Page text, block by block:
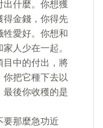
出什麼。你想獲
得金錢，你得先
牲愛好。你想和
人少在一起。
目中的付出，將
你把它種下去以
最後你收穫的是
要那麼急功近